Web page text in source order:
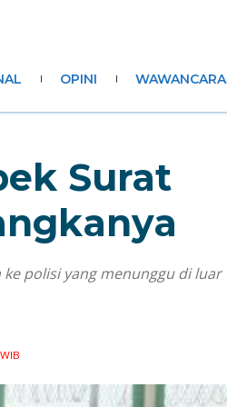
OPINI WAWANCARA
Surat
polisi yang menunggu di luar